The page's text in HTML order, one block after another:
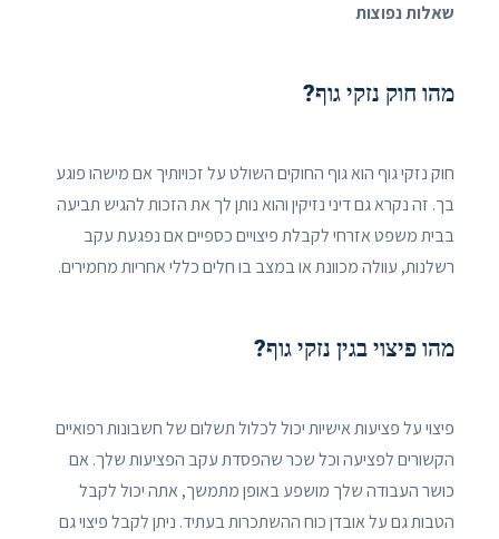
שאלות נפוצות
מהו חוק נזקי גוף?
חוק נזקי גוף הוא גוף החוקים השולט על זכויותיך אם מישהו פוגע
בך. זה נקרא גם דיני נזיקין והוא נותן לך את הזכות להגיש תביעה
בבית משפט אזרחי לקבלת פיצויים כספיים אם נפגעת עקב
רשלנות, עוולה מכוונת או במצב בו חלים כללי אחריות מחמירים.
מהו פיצוי בגין נזקי גוף?
פיצוי על פציעות אישיות יכול לכלול תשלום של חשבונות רפואיים
הקשורים לפציעה וכל שכר שהפסדת עקב הפציעות שלך. אם
כושר העבודה שלך מושפע באופן מתמשך, אתה יכול לקבל
הטבות גם על אובדן כוח ההשתכרות בעתיד. ניתן לקבל פיצוי גם